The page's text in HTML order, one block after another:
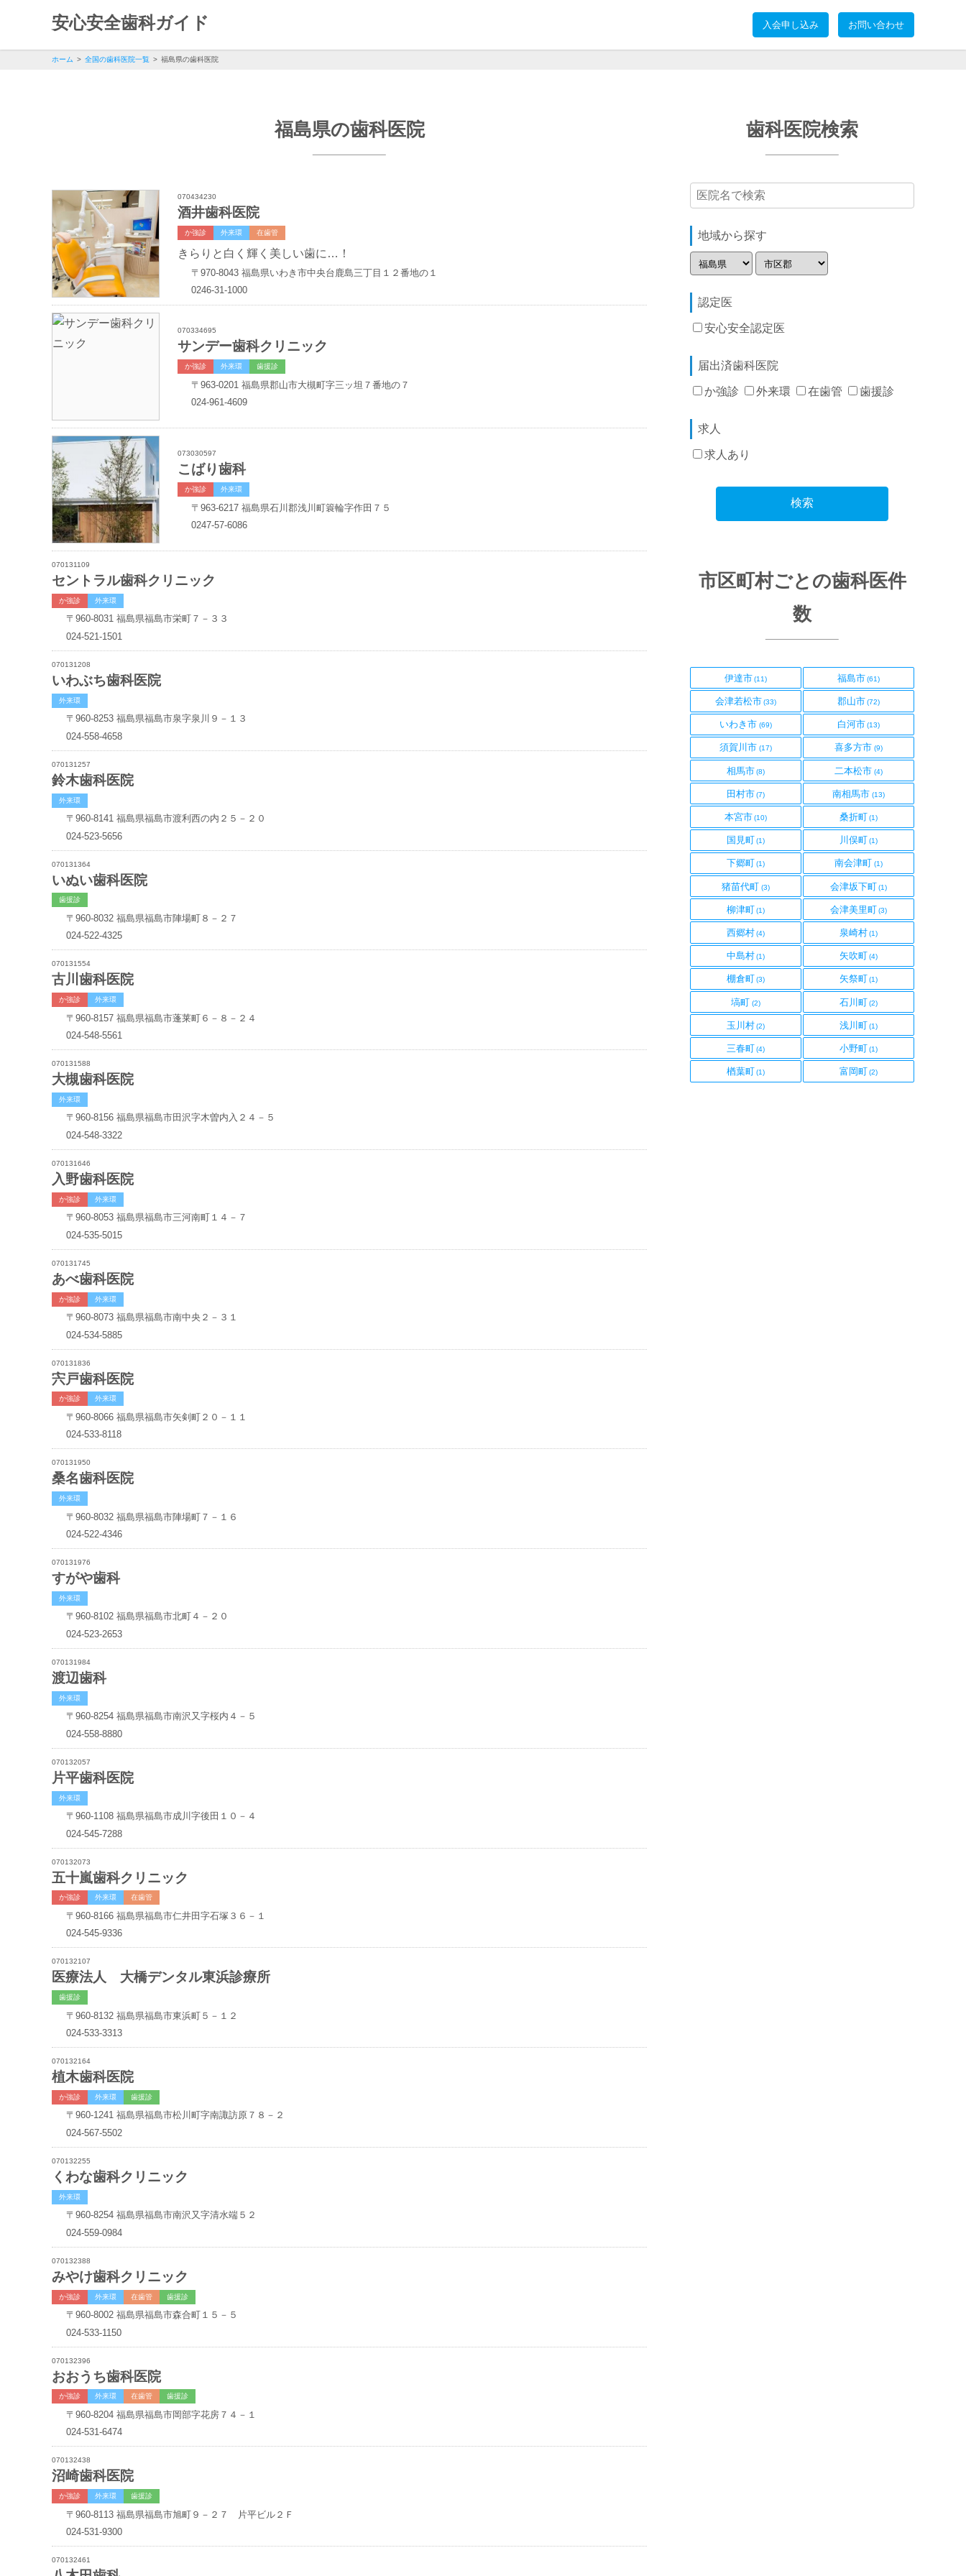
安心安全歯科ガイド 入会申し込み お問い合わせ
ホーム 全国の歯科医院一覧 福島県の歯科医院
福島県の歯科医院
070434230
酒井歯科医院
か強診 外来環 在歯管
きらりと白く輝く美しい歯に…！
〒970-8043福島県いわき市中央台鹿島三丁目１２番地の１
0246-31-1000
070334695
サンデー歯科クリニック
か強診 外来環 歯援診
〒963-0201福島県郡山市大槻町字三ッ坦７番地の７
024-961-4609
073030597
こばり歯科
か強診 外来環
〒963-6217福島県石川郡浅川町簑輪字作田７５
0247-57-6086
070131109
セントラル歯科クリニック
か強診 外来環
〒960-8031 福島県福島市栄町７－３３
024-521-1501
070131208
いわぶち歯科医院
外来環
〒960-8253 福島県福島市泉字泉川９－１３
024-558-4658
070131257
鈴木歯科医院
外来環
〒960-8141 福島県福島市渡利西の内２５－２０
024-523-5656
070131364
いぬい歯科医院
歯援診
〒960-8032 福島県福島市陣場町８－２７
024-522-4325
070131554
古川歯科医院
か強診 外来環
〒960-8157 福島県福島市蓬莱町６－８－２４
024-548-5561
070131588
大槻歯科医院
外来環
〒960-8156 福島県福島市田沢字木曽内入２４－５
024-548-3322
070131646
入野歯科医院
か強診 外来環
〒960-8053 福島県福島市三河南町１４－７
024-535-5015
070131745
あべ歯科医院
か強診 外来環
〒960-8073 福島県福島市南中央２－３１
024-534-5885
070131836
宍戸歯科医院
か強診 外来環
〒960-8066 福島県福島市矢剣町２０－１１
024-533-8118
070131950
桑名歯科医院
外来環
〒960-8032 福島県福島市陣場町７－１６
024-522-4346
070131976
すがや歯科
外来環
〒960-8102 福島県福島市北町４－２０
024-523-2653
070131984
渡辺歯科
外来環
〒960-8254 福島県福島市南沢又字桜内４－５
024-558-8880
070132057
片平歯科医院
外来環
〒960-1108 福島県福島市成川字後田１０－４
024-545-7288
070132073
五十嵐歯科クリニック
か強診 外来環 在歯管
〒960-8166 福島県福島市仁井田字石塚３６－１
024-545-9336
070132107
医療法人 大橋デンタル東浜診療所
歯援診
〒960-8132 福島県福島市東浜町５－１２
024-533-3313
070132164
植木歯科医院
か強診 外来環 歯援診
〒960-1241 福島県福島市松川町字南諏訪原７８－２
024-567-5502
070132255
くわな歯科クリニック
外来環
〒960-8254 福島県福島市南沢又字清水端５２
024-559-0984
070132388
みやけ歯科クリニック
か強診 外来環 在歯管 歯援診
〒960-8002 福島県福島市森合町１５－５
024-533-1150
070132396
おおうち歯科医院
か強診 外来環 在歯管 歯援診
〒960-8204 福島県福島市岡部字花房７４－１
024-531-6474
070132438
沼崎歯科医院
か強診 外来環 歯援診
〒960-8113 福島県福島市旭町９－２７ 片平ビル２Ｆ
024-531-9300
070132461
歯科医院検索
地域から探す
認定医
安心安全認定医
届出済歯科医院
か強診 外来環 在歯管 歯援診
求人
求人あり
検索
市区町村ごとの歯科医件
数
福
島
県
伊達市 (11)
福
島
県
福島市 (61)
福
島
県
会津若松市 (33)
福
島
県
郡山市 (72)
福
島
県
いわき市 (69)
福
島
県
白河市 (13)
福
島
県
須賀川市 (17)
福
島
喜多方市 (9)
福
島
県
相馬市 (8)
福
島
県
二本松市 (4)
福
島
県
田村市 (7)
福
島
県
南相馬市 (13)
福
島
県
本宮市 (10)
福
島
県
桑折町 (1)
福
島
県
国見町 (1)
福
島
県
川俣町 (1)
福
島
県
下郷町 (1)
福
島
県
南会津町 (1)
福
島
県
猪苗代町 (3)
福
島
県
会津坂下町 (1)
福
島
県
柳津町 (1)
福
島
会津美里町 (3)
福
島
県
西郷村 (4)
福
島
県
泉崎村 (1)
福
島
県
中島村 (1)
福
島
県
矢吹町 (4)
福
島
県
棚倉町 (3)
福
島
県
矢祭町 (1)
福
島
県
塙町 (2)
福
島
県
石川町 (2)
福
島
県
玉川村 (2)
福
島
県
浅川町 (1)
福
島
県
三春町 (4)
福
島
県
小野町 (1)
福
島
楢葉町 (1)
福
島
富岡町 (2)